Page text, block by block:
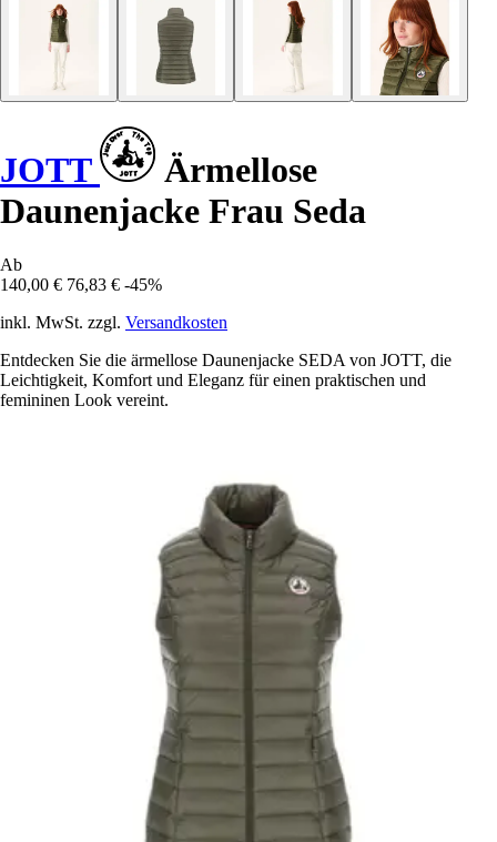
JOTT
Ärmellose
Daunenjacke Frau Seda
Ab
140,00 € 76,83 € -45%
inkl. MwSt. zzgl. Versandkosten
Entdecken Sie die ärmellose Daunenjacke SEDA von JOTT, die
Leichtigkeit, Komfort und Eleganz für einen praktischen und
femininen Look vereint.